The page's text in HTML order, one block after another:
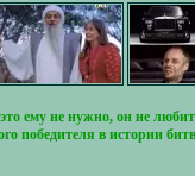
ему не нужно, он не
победителя в истории